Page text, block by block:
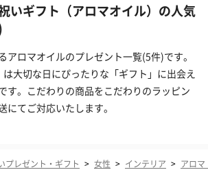
いギフト（アロマオイル）の人気
アロマオイルのプレゼント一覧(5件)です。
は大切な日にぴったりな「ギフト」に出会え
す。こだわりの商品をこだわりのラッピン
にてご対応いたします。
プレゼント・ギフト > 女性 > インテリア > アロマ